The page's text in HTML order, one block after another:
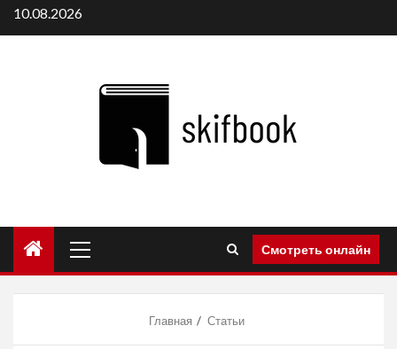
Перейти
к
10.08.2026
меню
Смотреть онлайн
Главная Статьи